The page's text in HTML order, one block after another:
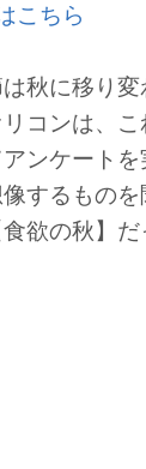
こちら
秋に移り変
コンは、
アンケート
するもの
欲の秋】だ